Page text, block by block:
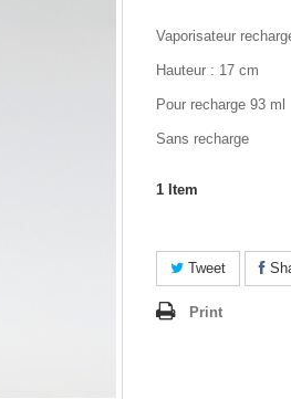
Vaporisateur
Hauteur : 17 cm
Pour recharge 93 ml
Sans recharge
1 Item
Tweet
Print